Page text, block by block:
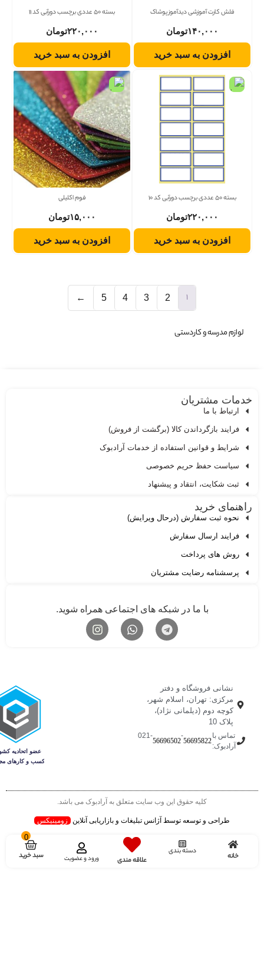
فلش کارت آموزشی دیدآموز پوشاک
۱۴۰,۰۰۰تومان
افزودن به سبد خرید
بسته 50 عددی برچسب دورآبی کد 11
۲۲۰,۰۰۰تومان
افزودن به سبد خرید
بسته 50 عددی برچسب دورآبی کد 10
۲۲۰,۰۰۰تومان
افزودن به سبد خرید
فوم اکلیلی
۱۵,۰۰۰تومان
افزودن به سبد خرید
لوازم مدرسه و کاردستی
خدمات مشتریان
ارتباط با ما
فرایند بازگرداندن کالا (برگشت از فروش)
شرایط و قوانین استفاده از خدمات آرادبوک
سیاست حفظ حریم خصوصی
ثبت شکایت، انتقاد و پیشنهاد
راهنمای خرید
نحوه ثبت سفارش (درحال ویرایش)
فرایند ارسال سفارش
روش های پرداخت
پرسشنامه رضایت مشتریان
با ما در شبکه های اجتماعی همراه شوید.
نشانی فروشگاه و دفتر
مرکزی: تهران، اسلام شهر،
کوچه دوم (دیلمانی نژاد)،
پلاک 10
تماس با
آرادبوک:
56695822
56696502
کلیه حقوق این وب سایت متعلق به آرادبوک می باشد.
طراحی و توسعه توسط آژانس تبلیغات و بازاریابی آنلاین زومینیکس
دسته بندی
علاقه مندی
ورود و عضویت سبد خرید